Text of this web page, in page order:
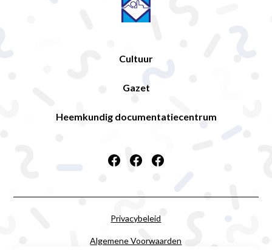
Cultuur
Gazet
Heemkundig documentatiecentrum
Privacybeleid
Algemene Voorwaarden